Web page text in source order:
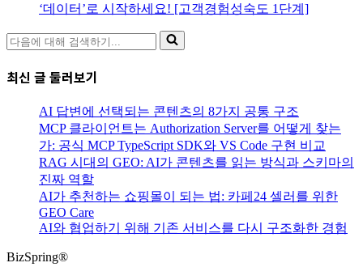
‘데이터’로 시작하세요! [고객경험성숙도 1단계]
다
음
에
대
최신 글 둘러보기
AI 답변에 선택되는 콘텐츠의 8가지 공통 구조
MCP 클라이언트는 Authorization Server를 어떻게 찾는
가: 공식 MCP TypeScript SDK와 VS Code 구현 비교
RAG 시대의 GEO: AI가 콘텐츠를 읽는 방식과 스키마의
진짜 역할
AI가 추천하는 쇼핑몰이 되는 법: 카페24 셀러를 위한
GEO Care
AI와 협업하기 위해 기존 서비스를 다시 구조화한 경험
BizSpring®